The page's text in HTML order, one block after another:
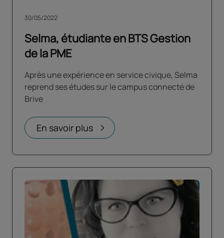
Selma, étudiante en BTS Gestion
de la PME
30/05/2022
Après une expérience en service civique, Selma
reprend ses études sur le campus connecté de
Brive
En savoir plus